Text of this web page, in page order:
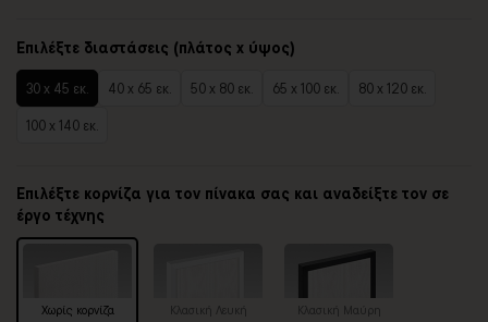
Επιλέξτε διαστάσεις (πλάτος x ύψος)
30 x 45 εκ. 40 x 65 εκ. 50 x 80 εκ. 65 x 100 εκ.
80 x 120 εκ.
100 x 140 εκ.
Επιλέξτε κορνίζα για τον πίνακα σας και αναδείξτε τον σε
έργο τέχνης
Χωρίς κορνίζα Κλασική Λευκή Κλασική Μαύρη